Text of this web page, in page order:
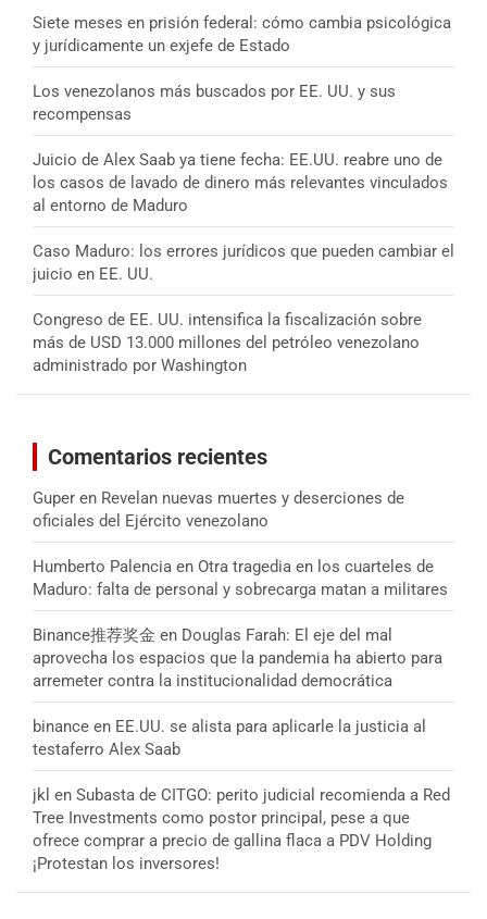
Siete meses en prisión federal: cómo cambia psicológica
y jurídicamente un exjefe de Estado
Los venezolanos más buscados por EE. UU. y sus
recompensas
Juicio de Alex Saab ya tiene fecha: EE.UU. reabre uno de
los casos de lavado de dinero más relevantes vinculados
al entorno de Maduro
Caso Maduro: los errores jurídicos que pueden cambiar el
juicio en EE. UU.
Congreso de EE. UU. intensifica la fiscalización sobre
más de USD 13.000 millones del petróleo venezolano
administrado por Washington
Comentarios recientes
Guper en Revelan nuevas muertes y deserciones de
oficiales del Ejército venezolano
Humberto Palencia en Otra tragedia en los cuarteles de
Maduro: falta de personal y sobrecarga matan a militares
Binance推荐奖金 en Douglas Farah: El eje del mal
aprovecha los espacios que la pandemia ha abierto para
arremeter contra la institucionalidad democrática
binance en EE.UU. se alista para aplicarle la justicia al
testaferro Alex Saab
jkl en Subasta de CITGO: perito judicial recomienda a Red
Tree Investments como postor principal, pese a que
ofrece comprar a precio de gallina flaca a PDV Holding
¡Protestan los inversores!